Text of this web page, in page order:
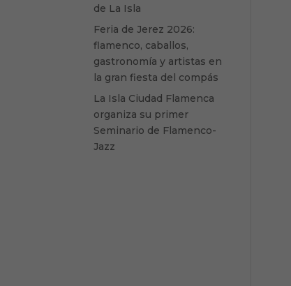
de La Isla
Feria de Jerez 2026:
flamenco, caballos,
gastronomía y artistas en
la gran fiesta del compás
La Isla Ciudad Flamenca
organiza su primer
Seminario de Flamenco-
Jazz